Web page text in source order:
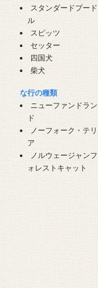
スタンダードプード
ル
スピッツ
セッター
四国犬
柴犬
な行の種類
ニューファンドラン
ド
ノーフォーク・テリ
ア
ノルウェージャンフ
ォレストキャット